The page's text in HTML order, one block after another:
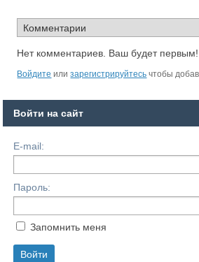
Нет комментариев. Ваш будет первым!
Войдите илизарегистрируйтесь чтобы
Войти на сайт
E-mail:
Пароль:
Запомнить меня